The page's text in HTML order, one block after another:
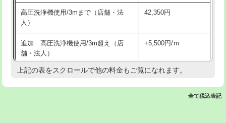
業）
排水管工事（追加 排水管工事/3ｍ超
え）
マス交換（土の掘削・埋め戻し作業） 11,000円~
高圧洗浄機使用/3mまで（店舗・法
人）
42,350円
追加 高圧洗浄機使用/3m超え（店
舗・法人）
+5,500円/ｍ
高度高圧洗浄換 現地調査
上記の表をスクロールで他の料金もご覧になれます。
全て税込表記